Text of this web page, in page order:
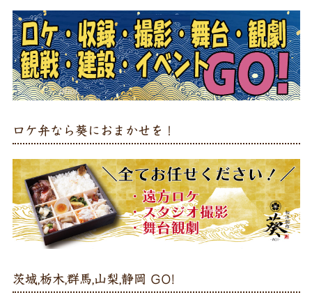
ロケ弁なら葵におまかせを！
茨城,栃木,群馬,山梨,静岡 GO!